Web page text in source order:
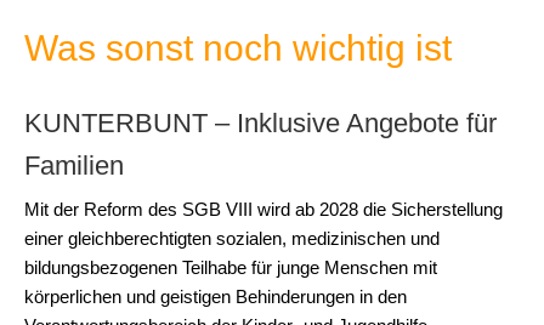
Was sonst noch wichtig ist
KUNTERBUNT – Inklusive Angebote für
Familien
Mit der Reform des SGB VIII wird ab 2028 die Sicherstellung
einer gleichberechtigten sozialen, medizinischen und
bildungsbezogenen Teilhabe für junge Menschen mit
körperlichen und geistigen Behinderungen in den